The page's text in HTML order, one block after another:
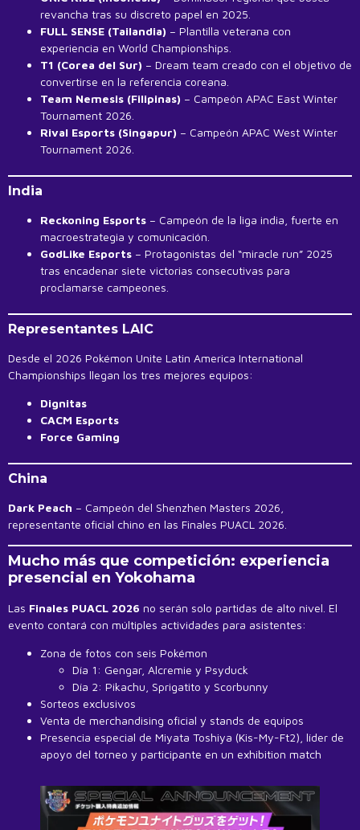
revancha tras su discreto papel en 2025.
FULL SENSE (Tailandia) – Plantilla veterana con
experiencia en World Championships.
T1 (Corea del Sur) – Dream team creado con el objetivo de
convertirse en la referencia coreana.
Team Nemesis (Filipinas) – Campeón APAC East Winter
Tournament 2026.
Rival Esports (Singapur) – Campeón APAC West Winter
Tournament 2026.
India
Reckoning Esports – Campeón de la liga india, fuerte en
macroestrategia y comunicación.
GodLike Esports – Protagonistas del “miracle run” 2025
tras encadenar siete victorias consecutivas para
proclamarse campeones.
Representantes LAIC
Desde el 2026 Pokémon Unite Latin America International
Championships llegan los tres mejores equipos:
Dignitas
CACM Esports
Force Gaming
China
Dark Peach – Campeón del Shenzhen Masters 2026,
representante oficial chino en las Finales PUACL 2026.
Mucho más que competición: experiencia
presencial en Yokohama
Las Finales PUACL 2026 no serán solo partidas de alto nivel. El
evento contará con múltiples actividades para asistentes:
Zona de fotos con seis Pokémon
Día 1: Gengar, Alcremie y Psyduck
Día 2: Pikachu, Sprigatito y Scorbunny
Sorteos exclusivos
Venta de merchandising oficial y stands de equipos
Presencia especial de Miyata Toshiya (Kis-My-Ft2), líder de
apoyo del torneo y participante en un exhibition match